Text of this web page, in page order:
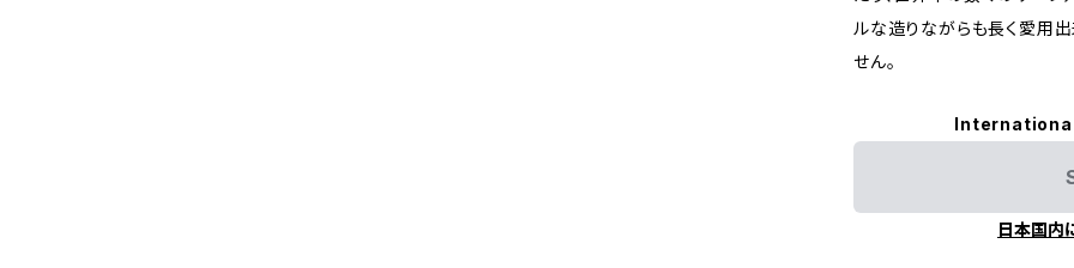
ルな造りながらも長く愛用
せん。
日本国内